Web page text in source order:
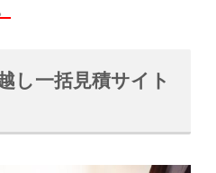
し一括見積サイト